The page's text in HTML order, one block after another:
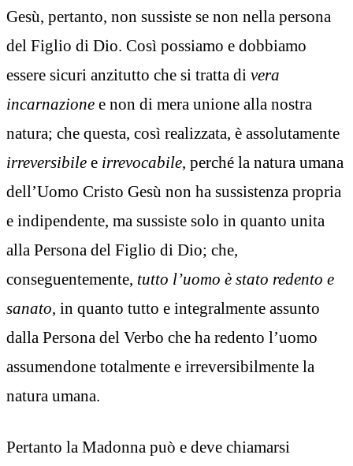
Gesù, pertanto, non sussiste se non nella persona
del Figlio di Dio. Così possiamo e dobbiamo
essere sicuri anzitutto che si tratta di vera
incarnazione e non di mera unione alla nostra
natura; che questa, così realizzata, è assolutamente
irreversibile e irrevocabile, perché la natura umana
dell’Uomo Cristo Gesù non ha sussistenza propria
e indipendente, ma sussiste solo in quanto unita
alla Persona del Figlio di Dio; che,
conseguentemente, tutto l’uomo è stato redento e
sanato, in quanto tutto e integralmente assunto
dalla Persona del Verbo che ha redento l’uomo
assumendone totalmente e irreversibilmente la
natura umana.
Pertanto la Madonna può e deve chiamarsi